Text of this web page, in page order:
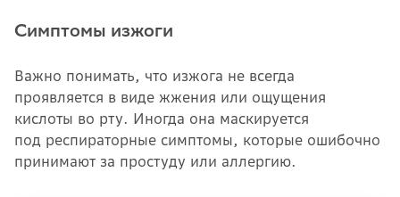
Симптомы изжоги
Важно понимать, что изжога не всегда
проявляется в виде жжения или ощущения
кислоты во рту. Иногда она маскируется
под респираторные симптомы, которые ошибочно
принимают за простуду или аллергию.